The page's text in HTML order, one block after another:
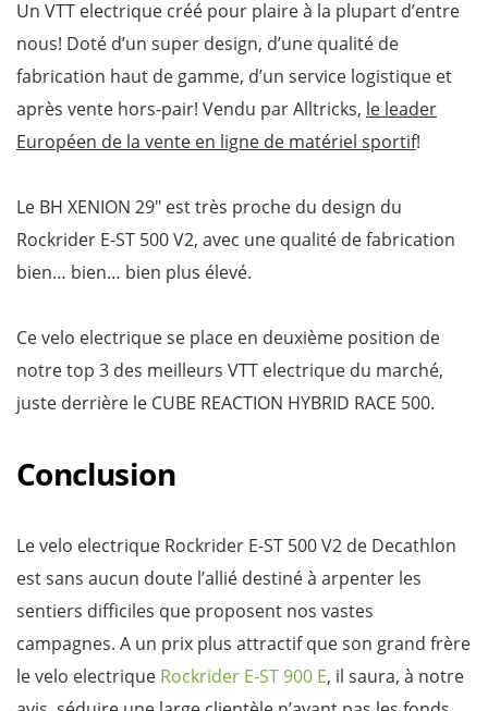
Un VTT electrique créé pour plaire à la plupart d’entre
nous! Doté d’un super design, d’une qualité de
fabrication haut de gamme, d’un service logistique et
après vente hors-pair! Vendu par Alltricks, le leader
Européen de la vente en ligne de matériel sportif!
Le BH XENION 29″ est très proche du design du
Rockrider E-ST 500 V2, avec une qualité de fabrication
bien… bien… bien plus élevé.
Ce velo electrique se place en deuxième position de
notre top 3 des meilleurs VTT electrique du marché,
juste derrière le CUBE REACTION HYBRID RACE 500.
Conclusion
Le velo electrique Rockrider E-ST 500 V2 de Decathlon
est sans aucun doute l’allié destiné à arpenter les
sentiers difficiles que proposent nos vastes
campagnes. A un prix plus attractif que son grand frère
le velo electrique Rockrider E-ST 900 E, il saura, à notre